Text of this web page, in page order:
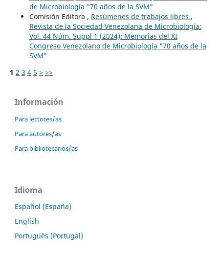
de Microbiología "70 años de la SVM"
Comisión Editora , Resúmenes de trabajos libres ,
Revista de la Sociedad Venezolana de Microbiología:
Vol. 44 Núm. Suppl 1 (2024): Memorias del XI
Congreso Venezolano de Microbiología "70 años de la
SVM"
1 2 3 4 5 > >>
Información
Para lectores/as
Para autores/as
Para bibliotecarios/as
Idioma
Español (España)
English
Português (Portugal)